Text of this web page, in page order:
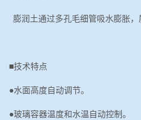
膨润土通过多孔毛细管吸水膨胀
■技术特点
●水面高度自动调节。
●玻璃容器温度和水温自动控制。